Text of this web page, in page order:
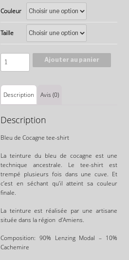
Couleur
Taille
Ajouter au panier
Description Avis (0)
Description
Bleu de Cocagne tee-shirt
La teinture du bleu de cocagne est une
technique ancestrale. Le tee-shirt est
trempé plusieurs fois dans une cuve. Et
c’est en séchant qu’il atteint sa couleur
finale.
La teinture est réalisée par une artisane
située dans la région d’Amiens.
Composition: 90% Lenzing Modal – 10%
Cachemire